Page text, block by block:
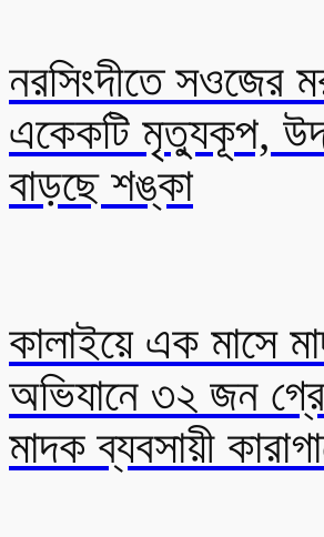
নরসিংদীতে সওজের
একেকটি মৃত্যুকূপ,
বাড়ছে শঙ্কা
কালাইয়ে এক মাসে
অভিযানে ৩২ জন
মাদক ব্যবসায়ী